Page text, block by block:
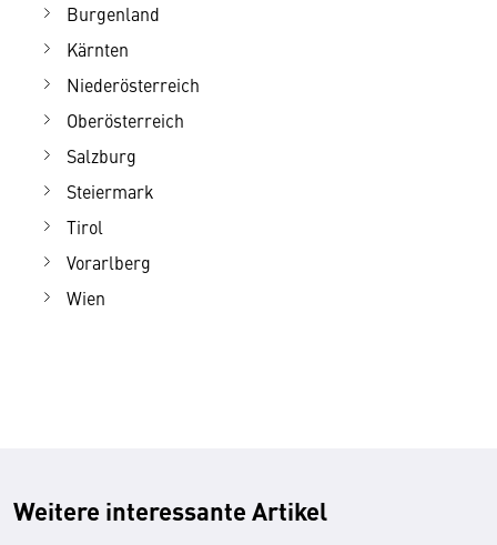
Burgenland
Kärnten
Niederösterreich
Oberösterreich
Salzburg
Steiermark
Tirol
Vorarlberg
Wien
Weitere interessante Artikel